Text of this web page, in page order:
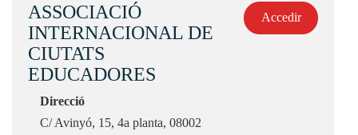
ASSOCIACIÓ
INTERNACIONAL DE
CIUTATS
EDUCADORES
Direcció
C/ Avinyó, 15, 4a planta, 08002
Accedir